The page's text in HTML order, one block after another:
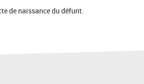
de naissance du défunt.